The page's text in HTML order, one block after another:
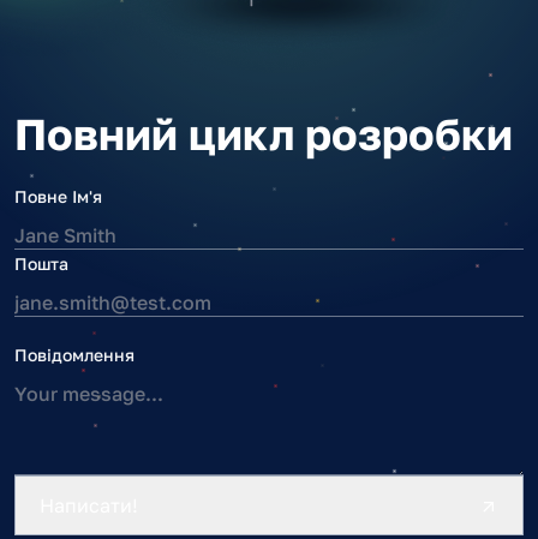
Повний цикл розробки
Повне Ім'я
Пошта
Повідомлення